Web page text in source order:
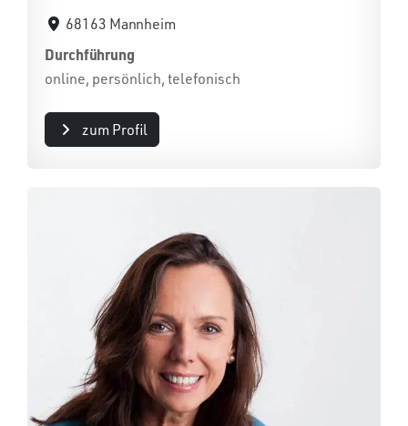
68163 Mannheim
Durchführung
online, persönlich, telefonisch
zum Profil